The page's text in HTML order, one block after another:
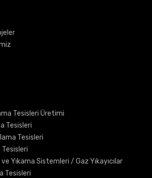
Tesisleri Üretimi
Tesisleri
Tesisleri
Yıkama Sistemleri / Gaz Yıkayıcılar
Tesisleri